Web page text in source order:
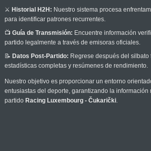
⚔️ Historial H2H: Nuestro sistema procesa
para identificar patrones recurrentes.
📺 Guía de Transmisión: Encuentre información
partido legalmente a través de emisoras oficiales.
📝 Datos Post-Partido: Regrese después del
estadísticas completas y resúmenes de rendimiento.
Nuestro objetivo es proporcionar un entorno
entusiastas del deporte, garantizando la información
partido Racing Luxembourg - Čukarički.